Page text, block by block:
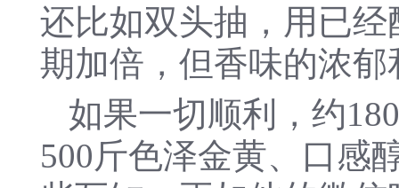
还比如双头抽，用已
期加倍，但香味的浓
如果一切顺利，约
500斤色泽金黄、口感